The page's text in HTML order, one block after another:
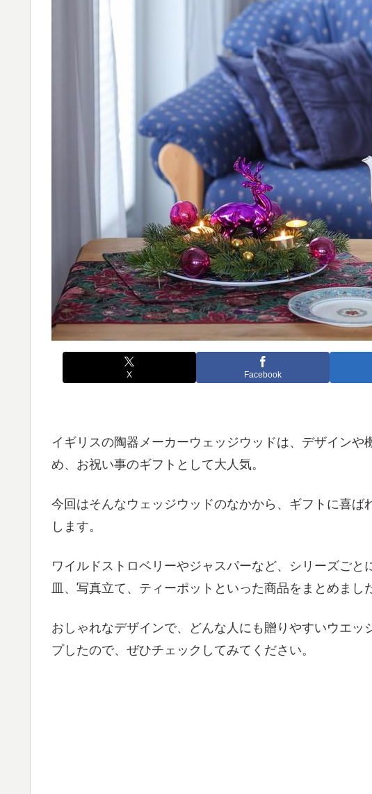
X Facebook
イギリスの陶器メーカーウェッジウッドは、デザイン
め、お祝い事のギフトとして大人気。
今回はそんなウェッジウッドのなかから、ギフトに喜ば
します。
ワイルドストロベリーやジャスパーなど、シリーズごと
皿、写真立て、ティーポットといった商品をまとめまし
おしゃれなデザインで、どんな人にも贈りやすいウエッ
プしたので、ぜひチェックしてみてください。